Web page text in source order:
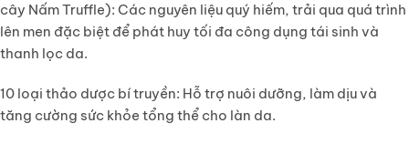
cây Nấm Truffle): Các nguyên liệu quý hiếm, trải qua quá trình
lên men đặc biệt để phát huy tối đa công dụng tái sinh và
thanh lọc da.
10 loại thảo dược bí truyền: Hỗ trợ nuôi dưỡng, làm dịu và
tăng cường sức khỏe tổng thể cho làn da.